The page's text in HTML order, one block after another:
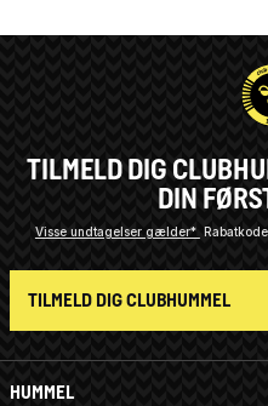
HUMMEL
TILMELD DIG
DIN
Visse undtagelser gælder*
TILMELD DIG CLUBHUMMEL